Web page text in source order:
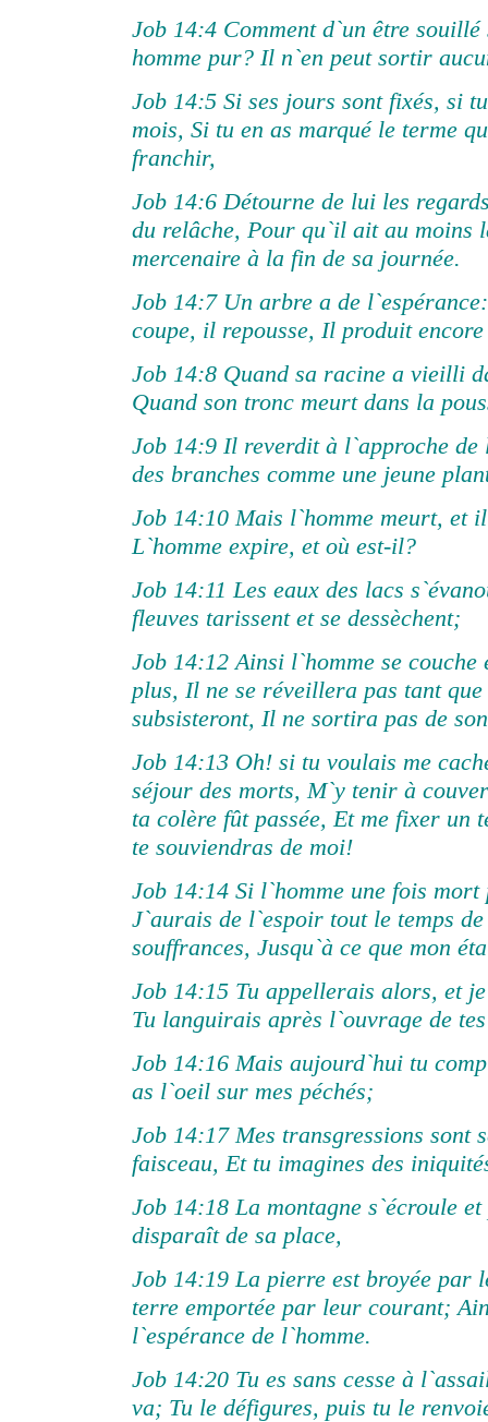
Job 14:4 Comment d`un être
homme pur? Il n`en peut sortir
Job 14:5 Si ses jours sont fixés, si
mois, Si tu en as marqué le terme
franchir,
Job 14:6 Détourne de lui les
du relâche, Pour qu`il ait au moins
mercenaire à la fin de sa journée.
Job 14:7 Un arbre a de
coupe, il repousse, Il produit
Job 14:8 Quand sa racine a vieilli
Quand son tronc meurt dans la
Job 14:9 Il reverdit à l`approche de
des branches comme une jeune
Job 14:10 Mais l`homme meurt, et
L`homme expire, et où est-il?
Job 14:11 Les eaux des lacs
fleuves tarissent et se dessèchent;
Job 14:12 Ainsi l`homme se couche
plus, Il ne se réveillera pas tant
subsisteront, Il ne sortira pas de
Job 14:13 Oh! si tu voulais me
séjour des morts, M`y tenir à
ta colère fût passée, Et me fixer un
te souviendras de moi!
Job 14:14 Si l`homme une fois
J`aurais de l`espoir tout le temps de
souffrances, Jusqu`à ce que mon
Job 14:15 Tu appellerais alors, et
Tu languirais après l`ouvrage de
Job 14:16 Mais aujourd`hui tu
as l`oeil sur mes péchés;
Job 14:17 Mes transgressions sont
faisceau, Et tu imagines des
Job 14:18 La montagne s`écroule
disparaît de sa place,
Job 14:19 La pierre est broyée par
terre emportée par leur courant;
l`espérance de l`homme.
Job 14:20 Tu es sans cesse à
va; Tu le défigures, puis tu le